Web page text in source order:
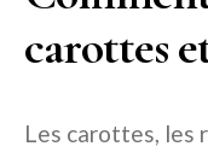
carottes
Les carottes, les